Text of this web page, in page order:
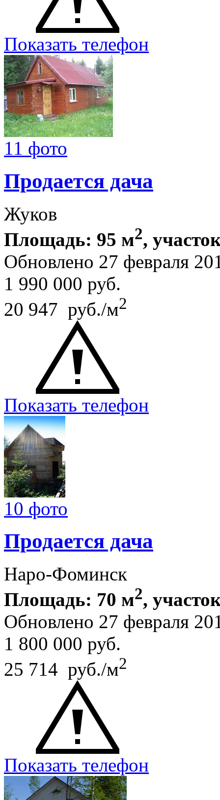
Показать телефон
11 фото
Продается дача
Жуков
Площадь: 95 м2,
Обновлено 27 февраля
1 990 000 руб.
20 947 руб./м2
Показать телефон
10 фото
Продается дача
Наро-Фоминск
Площадь: 70 м2,
Обновлено 27 февраля
1 800 000 руб.
25 714 руб./м2
Показать телефон